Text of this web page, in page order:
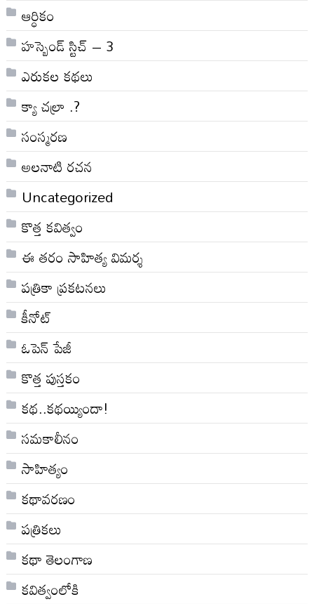
ఆర్ధికం
హస్బెండ్ స్టిచ్ – 3
ఎరుకల కథలు
క్యా చల్రా .?
సంస్మరణ
అలనాటి రచన
Uncategorized
కొత్త కవిత్వం
ఈ తరం సాహిత్య విమర్శ
పత్రికా ప్రకటనలు
కీనోట్
ఓపెన్ పేజీ
కొత్త పుస్తకం
కథ..కథయ్యిందా!
సమకాలీనం
సాహిత్యం
కథావరణం
పత్రికలు
కథా తెలంగాణ
కవిత్వంలోకి